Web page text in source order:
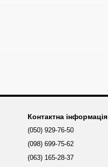
Контактна інформація
(050) 929-76-50
(098) 699-75-62
(063) 165-28-37